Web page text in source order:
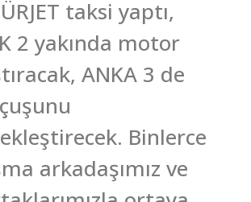
taksi yaptı,
2 yakında motor
ANKA 3 de
Binlerce
arkadaşımız ve